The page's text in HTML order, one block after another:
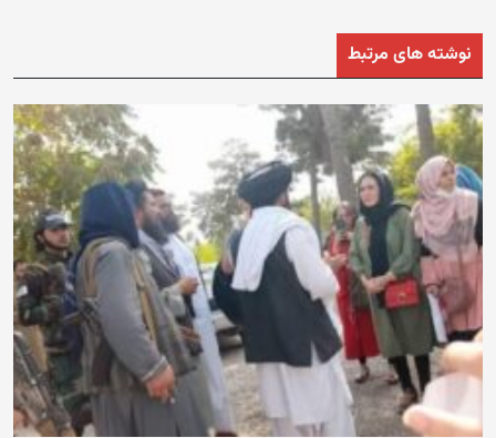
نوشته های مرتبط